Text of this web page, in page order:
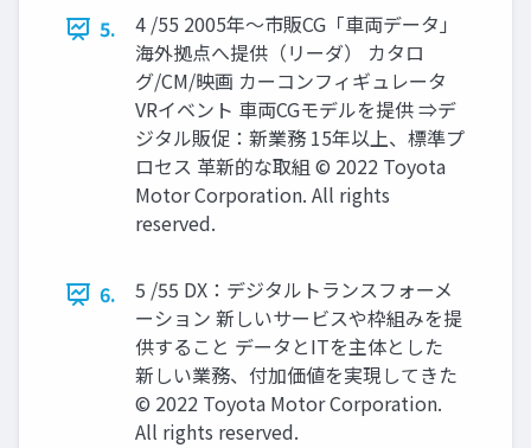
5.
4 /55 2005年～市販CG「車両データ」
海外拠点へ提供（リーダ） カタロ
グ/CM/映画 カーコンフィギュレータ
VRイベント 車両CGモデルを提供 ⇒デ
ジタル販促：新業務 15年以上、標準プ
ロセス 革新的な取組 © 2022 Toyota
Motor Corporation. All rights
reserved.
6.
5 /55 DX：デジタルトランスフォーメ
ーション 新しいサービスや枠組みを提
供すること データとITを主体とした
新しい業務、付加価値を実現してきた
© 2022 Toyota Motor Corporation.
All rights reserved.